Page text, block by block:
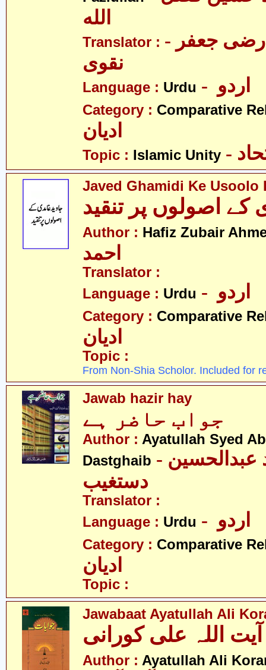
الله
Translator : - علامہ سیّد رضی جعفر
نقوی
Language : Urdu
Category : Comparative
ادیان
Topic : Islamic Unity
Javed Ghamidi Ke Usoolo
Author : Hafiz Zubair
احمد
Translator :
Language : Urdu
Category : Comparative
ادیان
Topic :
From Non-Shia Scholor. Included for
Jawab hazir hay
Author : Ayatullah Syed
Dastghaib - آیت اللہ سیّد عبدالحسین
دستغیب
Translator :
Language : Urdu
Category : Comparative
ادیان
Topic :
Jawabaat Ayatullah Ali
Author : Ayatullah Ali